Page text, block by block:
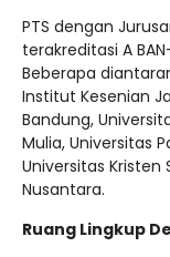
PTS dengan
terakreditasi A
Beberapa
Institut Kesenian
Bandung,
Mulia, Universitas
Universitas Kristen
Nusantara.
Ruang Lingkup